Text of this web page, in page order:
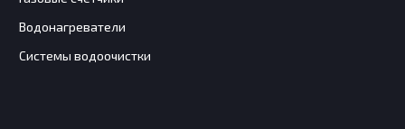
Водонагреватели
Системы водоочистки